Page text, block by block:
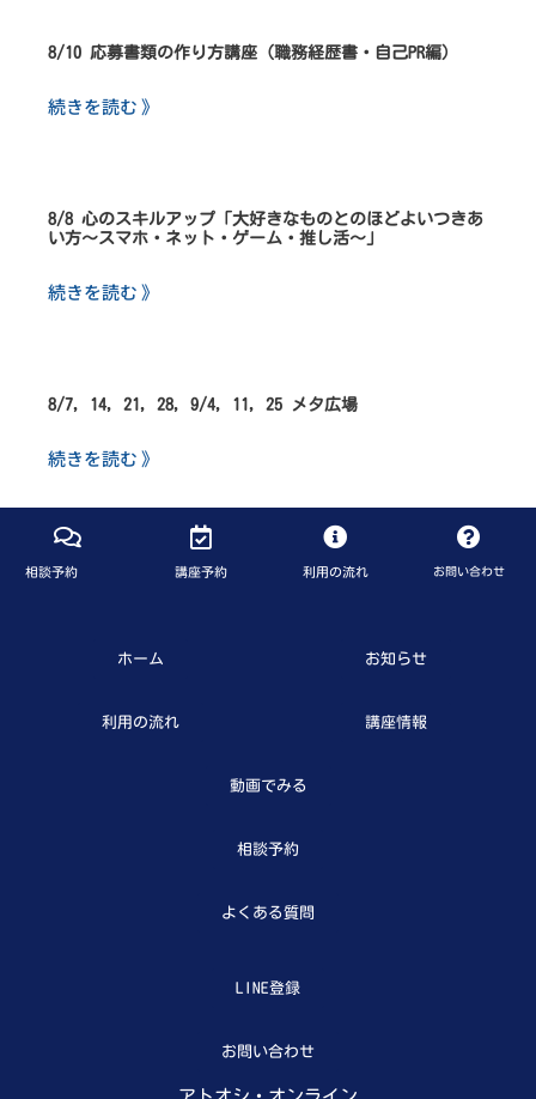
8/10 応募書類の作り方講座（職務経歴書・自己PR編）
続きを読む 》
8/8 心のスキルアップ「大好きなものとのほどよいつきあ
い方～スマホ・ネット・ゲーム・推し活～」
続きを読む 》
8/7, 14, 21, 28, 9/4, 11, 25 メタ広場
続きを読む 》
相談予約 講座予約 利用の流れ お問い合わせ
ホーム お知らせ
利用の流れ 講座情報
動画でみる
相談予約
よくある質問
LINE登録
お問い合わせ